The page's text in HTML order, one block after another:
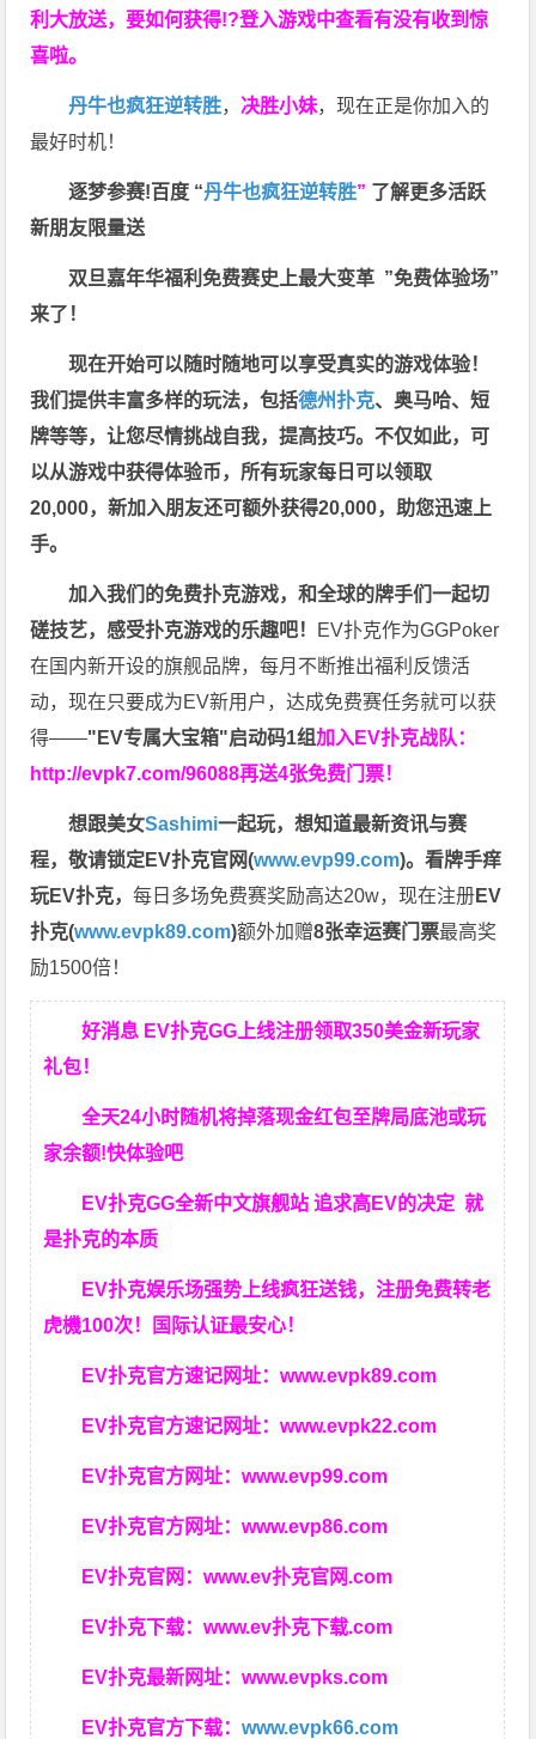
利大放送，要如何获得!?登入游戏中查看有没有收到惊
喜啦。
丹牛也疯狂逆转胜， 决胜小妹，现在正是你加入的
最好时机！
逐梦参赛!百度 “丹牛也疯狂逆转胜” 了解更多活跃
新朋友限量送
双旦嘉年华福利免费赛史上最大变革 ”免费体验场”
来了！
现在开始可以随时随地可以享受真实的游戏体验！
我们提供丰富多样的玩法，包括德州扑克、奥马哈、短
牌等等，让您尽情挑战自我，提高技巧。不仅如此， 可
以从游戏中获得体验币，所有玩家每日可以领取
20,000，新加入朋友还可额外获得20,000，助您迅速上
手。
加入我们的免费扑克游戏，和全球的牌手们一起切
磋技艺，感受扑克游戏的乐趣吧！ EV扑克作为GGPoker
在国内新开设的旗舰品牌，每月不断推出福利反馈活
动，现在只要成为EV新用户，达成免费赛任务就可以获
得——"EV专属大宝箱"启动码1组加入EV扑克战队：
http://evpk7.com/96088再送4张免费门票！
想跟美女Sashimi一起玩，想知道最新资讯与赛
程，敬请锁定EV扑克官网(www.evp99.com)。看牌手痒
玩EV扑克，每日多场免费赛奖励高达20w，现在注册EV
扑克(www.evpk89.com)额外加赠8张幸运赛门票最高奖
励1500倍！
好消息 EV扑克GG上线注册领取350美金新玩家
礼包！
全天24小时随机将掉落现金红包至牌局底池或玩
家余额!快体验吧
EV扑克GG全新中文旗舰站 追求高EV的决定就
是扑克的本质
EV扑克娱乐场强势上线疯狂送钱，注册免费转老
虎機100次！国际认证最安心！
EV扑克官方速记网址：www.evpk89.com
EV扑克官方速记网址：www.evpk22.com
EV扑克官方网址：www.evp99.com
EV扑克官方网址：www.evp86.com
EV扑克官网：www.ev扑克官网.com
EV扑克下载：www.ev扑克下载.com
EV扑克最新网址：www.evpks.com
EV扑克官方下载：www.evpk66.com